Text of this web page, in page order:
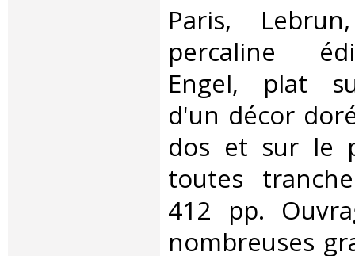
‎Paris,
percaline
Engel, plat
d'un décor
dos et sur le
toutes
412 pp.
nombreuses